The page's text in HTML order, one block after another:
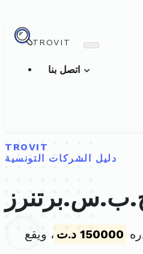
TROVIT
TROVIT
دليل الشركات التونسية
150000 د.ت
، ويقع